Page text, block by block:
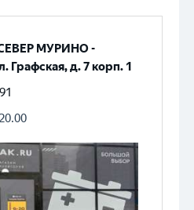
МУРИНО -
Графская, д. 7 корп. 1